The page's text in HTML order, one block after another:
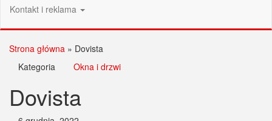
Kontakt i reklama
Strona główna » Dovista
Kategoria
Okna i drzwi
Dovista